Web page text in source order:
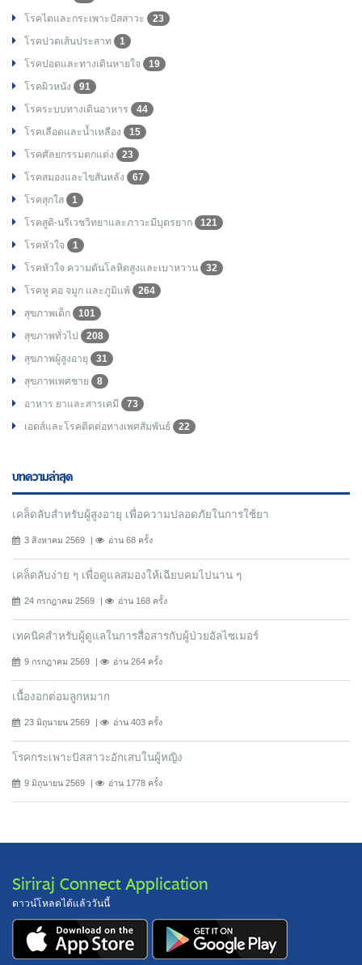
โรคไตและกระเพาะปัสสาวะ
23
โรคปวดเส้นประสาท
1
โรคปอดและทางเดินหายใจ
19
โรคผิวหนัง
91
โรคระบบทางเดินอาหาร
44
โรคเลือดและน้ำเหลือง
15
โรคศัลยกรรมตกแต่ง
23
โรคสมองและไขสันหลัง
67
โรคสุกใส
1
โรคสูติ-นรีเวชวิทยาและภาวะมีบุตรยาก
121
โรคหัวใจ
1
โรคหัวใจ ความดันโลหิตสูงและเบาหวาน
32
โรคหู คอ จมูก และภูมิแพ้
264
สุขภาพเด็ก
101
สุขภาพทั่วไป
208
สุขภาพผู้สูงอายุ
31
สุขภาพเพศชาย
8
อาหาร ยาและสารเคมี
73
เอดส์และโรคติดต่อทางเพศสัมพันธ์
22
บทความล่าสุด
เคล็ดลับสำหรับผู้สูงอายุ เพื่อความปลอดภัยในการใช้ยา
3 สิงหาคม 2569 อ่าน 68 ครั้ง
เคล็ดลับง่าย ๆ เพื่อดูแลสมองให้เฉียบคมไปนาน ๆ
24 กรกฎาคม 2569 อ่าน 168 ครั้ง
เทคนิคสำหรับผู้ดูแลในการสื่อสารกับผู้ป่วยอัลไซเมอร์
9 กรกฎาคม 2569 อ่าน 264 ครั้ง
เนื้องอกต่อมลูกหมาก
23 มิถุนายน 2569 อ่าน 403 ครั้ง
โรคกระเพาะปัสสาวะอักเสบในผู้หญิง
9 มิถุนายน 2569 อ่าน 1778 ครั้ง
Siriraj Connect Application
ดาวน์โหลดได้แล้ววันนี้